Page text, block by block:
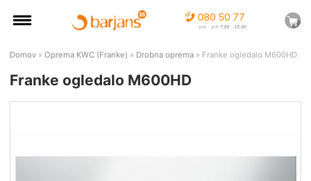
Domov » Oprema KWC (Franke) » Drobna oprema » Franke ogledalo M600HD
Franke ogledalo M600HD